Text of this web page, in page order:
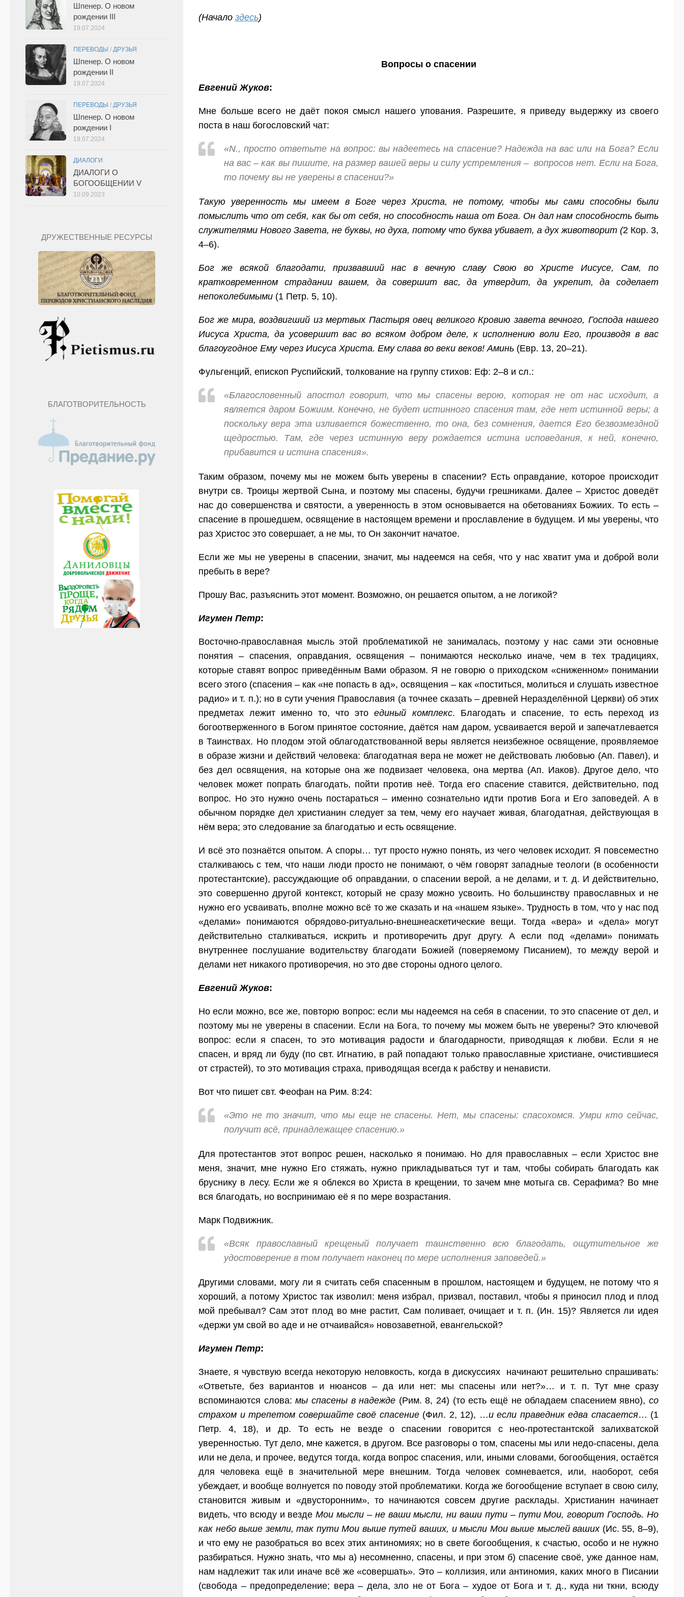
(Начало здесь)
Вопросы о спасении
Евгений Жуков:
Мне больше всего не даёт покоя смысл нашего упования. Разрешите, я приведу выдержку из своего
поста в наш богословский чат:
«N., просто ответьте на вопрос: вы надеетесь на спасение? Надежда на вас или на Бога? Если
на вас – как вы пишите, на размер вашей веры и силу устремления – вопросов нет. Если на Бога,
то почему вы не уверены в спасении?»
Такую уверенность мы имеем в Боге через Христа, не потому, чтобы мы сами способны были
помыслить что от себя, как бы от себя, но способность наша от Бога. Он дал нам способность быть
служителями Нового Завета, не буквы, но духа, потому что буква убивает, а дух животворит (2 Кор. 3,
4–6).
Бог же всякой благодати, призвавший нас в вечную славу Свою во Христе Иисусе, Сам, по
кратковременном страдании вашем, да совершит вас, да утвердит, да укрепит, да соделает
непоколебимыми (1 Петр. 5, 10).
Бог же мира, воздвигший из мертвых Пастыря овец великого Кровию завета вечного, Господа нашего
Иисуса Христа, да усовершит вас во всяком добром деле, к исполнению воли Его, производя в вас
благоугодное Ему через Иисуса Христа. Ему слава во веки веков! Аминь (Евр. 13, 20–21).
Фульгенций, епископ Руспийский, толкование на группу стихов: Еф: 2–8 и сл.:
«Благословенный апостол говорит, что мы спасены верою, которая не от нас исходит, а
является даром Божиим. Конечно, не будет истинного спасения там, где нет истинной веры; а
поскольку вера эта изливается божественно, то она, без сомнения, дается Его безвозмездной
щедростью. Там, где через истинную веру рождается истина исповедания, к ней, конечно,
прибавится и истина спасения».
Таким образом, почему мы не можем быть уверены в спасении? Есть оправдание, которое происходит
внутри св. Троицы жертвой Сына, и поэтому мы спасены, будучи грешниками. Далее – Христос доведёт
нас до совершенства и святости, а уверенность в этом основывается на обетованиях Божиих. То есть –
спасение в прошедшем, освящение в настоящем времени и прославление в будущем. И мы уверены, что
раз Христос это совершает, а не мы, то Он закончит начатое.
Если же мы не уверены в спасении, значит, мы надеемся на себя, что у нас хватит ума и доброй воли
пребыть в вере?
Прошу Вас, разъяснить этот момент. Возможно, он решается опытом, а не логикой?
Игумен Петр:
Восточно-православная мысль этой проблематикой не занималась, поэтому у нас сами эти основные
понятия – спасения, оправдания, освящения – понимаются несколько иначе, чем в тех традициях,
которые ставят вопрос приведённым Вами образом. Я не говорю о приходском «сниженном» понимании
всего этого (спасения – как «не попасть в ад», освящения – как «поститься, молиться и слушать известное
радио» и т. п.); но в сути учения Православия (а точнее сказать – древней Неразделённой Церкви) об этих
предметах лежит именно то, что этоединый комплекс. Благодать и спасение, то есть переход из
богоотверженного в Богом принятое состояние, даётся нам даром, усваивается верой и запечатлевается
в Таинствах. Но плодом этой облагодатствованной веры является неизбежное освящение, проявляемое
в образе жизни и действий человека: благодатная вера не может не действовать любовью (Ап. Павел), и
без дел освящения, на которые она же подвизает человека, она мертва (Ап. Иаков). Другое дело, что
человек может попрать благодать, пойти против неё. Тогда его спасение ставится, действительно, под
вопрос. Но это нужно очень постараться – именно сознательно идти против Бога и Его заповедей. А в
обычном порядке дел христианин следует за тем, чему его научает живая, благодатная, действующая в
нём вера; это следование за благодатью и есть освящение.
И всё это познаётся опытом. А споры… тут просто нужно понять, из чего человек исходит. Я повсеместно
сталкиваюсь с тем, что наши люди просто не понимают, о чём говорят западные теологи (в особенности
протестантские), рассуждающие об оправдании, о спасении верой, а не делами, и т. д. И действительно,
это совершенно другой контекст, который не сразу можно усвоить. Но большинству православных и не
нужно его усваивать, вполне можно всё то же сказать и на «нашем языке». Трудность в том, что у нас под
«делами» понимаются обрядово-ритуально-внешнеаскетические вещи. Тогда «вера» и «дела» могут
действительно сталкиваться, искрить и противоречить друг другу. А если под «делами» понимать
внутреннее послушание водительству благодати Божией (поверяемому Писанием), то между верой и
делами нет никакого противоречия, но это две стороны одного целого.
Евгений Жуков:
Но если можно, все же, повторю вопрос: если мы надеемся на себя в спасении, то это спасение от дел, и
поэтому мы не уверены в спасении. Если на Бога, то почему мы можем быть не уверены? Это ключевой
вопрос: если я спасен, то это мотивация радости и благодарности, приводящая к любви. Если я не
спасен, и вряд ли буду (по свт. Игнатию, в рай попадают только православные христиане, очистившиеся
от страстей), то это мотивация страха, приводящая всегда к рабству и ненависти.
Вот что пишет свт. Феофан на Рим. 8:24:
«Это не то значит, что мы еще не спасены. Нет, мы спасены:спасохомся. Умри кто сейчас,
получит всё, принадлежащее спасению.»
Для протестантов этот вопрос решен, насколько я понимаю. Но для православных – если Христос вне
меня, значит, мне нужно Его стяжать, нужно прикладываться тут и там, чтобы собирать благодать как
бруснику в лесу. Если же я облекся во Христа в крещении, то зачем мне мотыга св. Серафима? Во мне
вся благодать, но воспринимаю её я по мере возрастания.
Марк Подвижник.
«Всяк православный крещеный получает таинственно всю благодать, ощутительное же
удостоверение в том получает наконец по мере исполнения заповедей.»
Другими словами, могу ли я считать себя спасенным в прошлом, настоящем и будущем, не потому что я
хороший, а потому Христос так изволил: меня избрал, призвал, поставил, чтобы я приносил плод и плод
мой пребывал? Сам этот плод во мне растит, Сам поливает, очищает и т. п. (Ин. 15)? Является ли идея
«держи ум свой во аде и не отчаивайся» новозаветной, евангельской?
Игумен Петр:
Знаете, я чувствую всегда некоторую неловкость, когда в дискуссиях начинают решительно спрашивать:
«Ответьте, без вариантов и нюансов – да или нет: мы спасены или нет?»… и т. п. Тут мне сразу
вспоминаются слова:мы спасены в надежде (Рим. 8, 24) (то есть ещё не обладаем спасением явно), со
страхом и трепетом совершайте своё спасение(Фил. 2, 12), …и если праведник едва спасается… (1
Петр. 4, 18), и др. То есть не везде о спасении говорится с нео-протестантской залихватской
уверенностью. Тут дело, мне кажется, в другом. Все разговоры о том, спасены мы или недо-спасены, дела
или не дела, и прочее, ведутся тогда, когда вопрос спасения, или, иными словами, богообщения, остаётся
для человека ещё в значительной мере внешним. Тогда человек сомневается, или, наоборот, себя
убеждает, и вообще волнуется по поводу этой проблематики. Когда же богообщение вступает в свою силу,
становится живым и «двусторонним», то начинаются совсем другие расклады. Христианин начинает
видеть, что всюду и вездеМои мысли – не ваши мысли, ни ваши пути – пути Мои, говорит Господь. Но
как небо выше земли, так пути Мои выше путей ваших, и мысли Мои выше мыслей ваших(Ис. 55, 8–9),
и что ему не разобраться во всех этих антиномиях; но в свете богообщения, к счастью, особо и не нужно
разбираться. Нужно знать, что мы а) несомненно, спасены, и при этом б) спасение своё, уже данное нам,
нам надлежит так или иначе всё же «совершать». Это – коллизия, или антиномия, каких много в Писании
(свобода – предопределение; вера – дела, зло не от Бога – худое от Бога и т. д., куда ни ткни, всюду
Шпенер. О новом
рождении III
19.07.2024
ПЕРЕВОДЫ / ДРУЗЬЯ
Шпенер. О новом
рождении II
19.07.2024
ПЕРЕВОДЫ / ДРУЗЬЯ
Шпенер. О новом
рождении I
19.07.2024
ДИАЛОГИ
ДИАЛОГИ О
БОГООБЩЕНИИ V
10.09.2023
ДРУЖЕСТВЕННЫЕ РЕСУРСЫ
БЛАГОТВОРИТЕЛЬНОСТЬ